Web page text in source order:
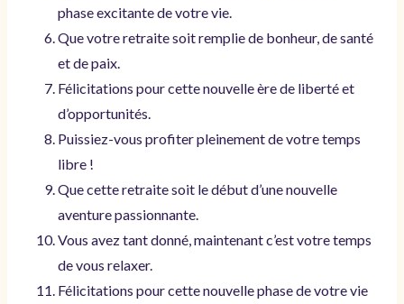
phase excitante de votre vie.
Que votre retraite soit remplie de bonheur, de santé
et de paix.
Félicitations pour cette nouvelle ère de liberté et
d’opportunités.
Puissiez-vous profiter pleinement de votre temps
libre !
Que cette retraite soit le début d’une nouvelle
aventure passionnante.
Vous avez tant donné, maintenant c’est votre temps
de vous relaxer.
Félicitations pour cette nouvelle phase de votre vie